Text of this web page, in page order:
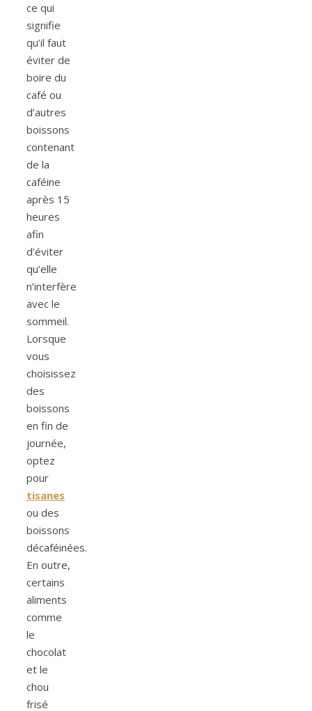
ce qui
signifie
qu’il faut
éviter de
boire du
café ou
d’autres
boissons
contenant
de la
caféine
après 15
heures
afin
d’éviter
qu’elle
n’interfère
avec le
sommeil.
Lorsque
vous
choisissez
des
boissons
en fin de
journée,
optez
pour
tisanes
ou des
boissons
décaféinées.
En outre,
certains
aliments
comme
le
chocolat
et le
chou
frisé